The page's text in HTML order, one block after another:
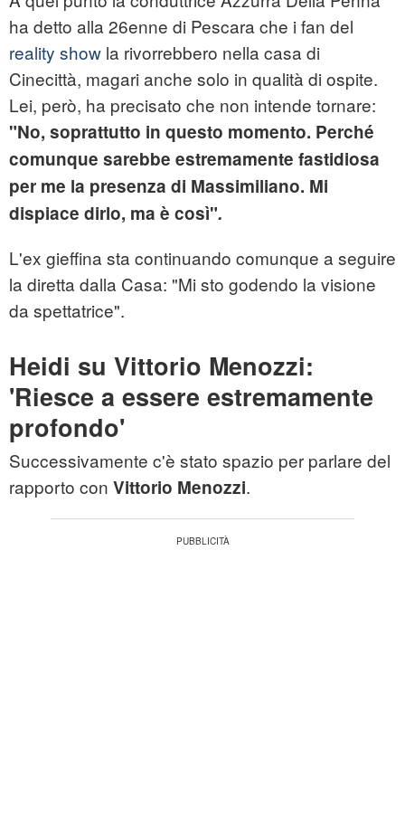
ha detto alla 26enne di Pescara che i fan del
reality show la rivorrebbero nella casa di
Cinecittà, magari anche solo in qualità di ospite.
Lei, però, ha precisato che non intende tornare:
"No, soprattutto in questo momento. Perché
comunque sarebbe estremamente fastidiosa
per me la presenza di Massimiliano. Mi
dispiace dirlo, ma è così".
L'ex gieffina sta continuando comunque a seguire
la diretta dalla Casa: "Mi sto godendo la visione
da spettatrice".
Heidi su Vittorio Menozzi:
'Riesce a essere estremamente
profondo'
Successivamente c'è stato spazio per parlare del
rapporto con Vittorio Menozzi.